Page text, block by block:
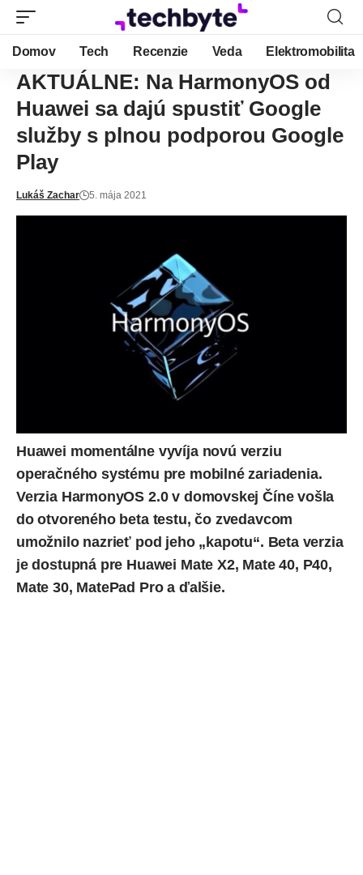
Domov Tech Recenzie Veda Elektromobilita
AKTUÁLNE: Na HarmonyOS od
Huawei sa dajú spustiť Google
služby s plnou podporou Google
Play
Lukáš Zachar 5. mája 2021
Huawei momentálne vyvíja novú verziu
operačného systému pre mobilné zariadenia.
Verzia HarmonyOS 2.0v domovskej Číne vošla
do otvoreného beta testu, čo zvedavcom
umožnilo nazrieť pod jeho „kapotu“. Beta verzia
je dostupná pre Huawei Mate X2, Mate 40, P40,
Mate 30, MatePad Proa ďalšie.